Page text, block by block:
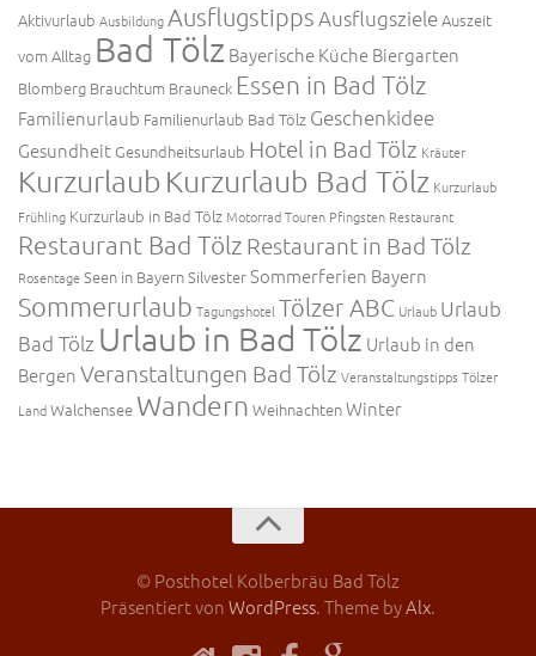
Aktivurlaub AusbildungAusflugstippsAusflugszieleAuszeit
vom Alltag Bad Tölz Bayerische KücheBiergarten
Blomberg Brauchtum Brauneck Essen in Bad Tölz
Familienurlaub Familienurlaub Bad Tölz Geschenkidee
Gesundheit Gesundheitsurlaub Hotel in Bad Tölz Kräuter
Kurzurlaub Kurzurlaub Bad Tölz Kurzurlaub
Frühling Kurzurlaub in Bad Tölz Motorrad Touren Pfingsten Restaurant
Restaurant Bad Tölz Restaurant in Bad Tölz
RosentageSeen in BayernSilvesterSommerferien Bayern
Sommerurlaub Tagungshotel Tölzer ABC Urlaub Urlaub
Bad Tölz Urlaub in Bad Tölz Urlaub in den
BergenVeranstaltungen Bad Tölz Veranstaltungstipps Tölzer
LandWalchensee Wandern WeihnachtenWinter
© Posthotel Kolberbräu Bad Tölz
Präsentiert vonWordPress. Theme byAlx.